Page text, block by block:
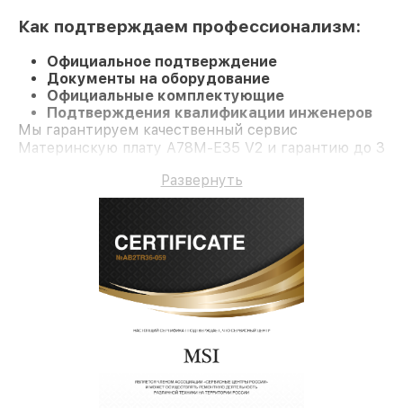
Как подтверждаем профессионализм:
Официальное подтверждение
Документы на оборудование
Официальные комплектующие
Подтверждения квалификации инженеров
Мы гарантируем качественный сервис
Материнскую плату A78M-E35 V2 и гарантию до 3
Развернуть